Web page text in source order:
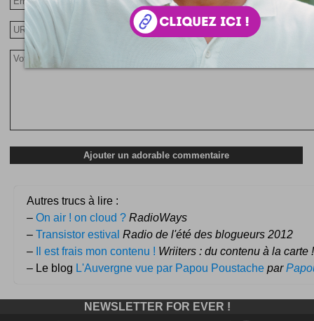
Autres trucs à lire :
– On air ! on cloud ? RadioWays
– Transistor estival Radio de l'été des blogueurs 2012
–
Il est frais mon contenu ! Wriiters : du contenu à la carte !
– Le blog L'Auvergne vue par Papou Poustache par
NEWSLETTER FOR EVER !